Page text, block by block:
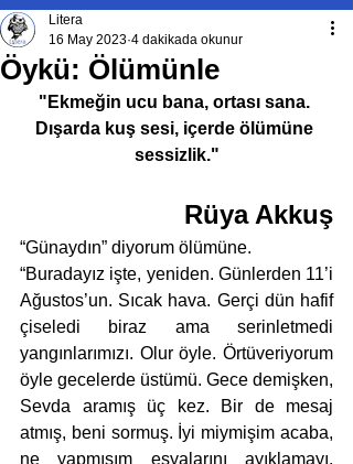
Öykü: Ölümünle
Litera
16 May 2023 4 dakikada okunur
"Ekmeğin ucu bana, ortası sana.
Dışarda kuş sesi, içerde ölümüne
sessizlik."
Rüya Akkuş
“Günaydın” diyorum ölümüne.
“Buradayız işte, yeniden. Günlerden 11’i
Ağustos’un. Sıcak hava. Gerçi dün hafif
çiseledi biraz ama serinletmedi
yangınlarımızı. Olur öyle. Örtüveriyorum
öyle gecelerde üstümü. Gece demişken,
Sevda aramış üç kez. Bir de mesaj
atmış, beni sormuş. İyi miymişim acaba,
ne yapmışım eşyalarını ayıklamayı.